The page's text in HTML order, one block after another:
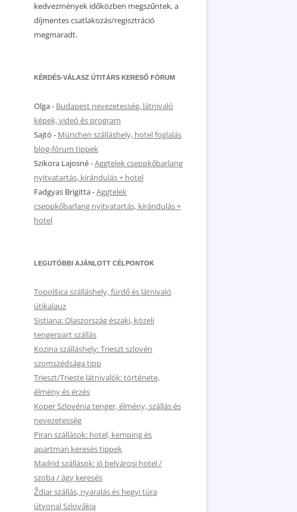
kedvezmények időközben megszűntek, a
díjmentes csatlakozás/regisztráció
megmaradt.
KÉRDÉS-VÁLASZ ÚTITÁRS KERESŐ FÓRUM
Olga- Budapest nevezetesség, látnivaló
képek, videó és program
Sajtó - München szálláshely, hotel foglalás
blog-fórum tippek
Szikora Lajosné-Aggtelek cseppkőbarlang
nyitvatartás, kirándulás + hotel
Fadgyas Brigitta-Aggtelek
cseppkőbarlang nyitvatartás, kirándulás +
hotel
LEGUTÓBBI AJÁNLOTT CÉLPONTOK
Topolšica szálláshely, fürdő és látnivaló
útikalauz
Sistiana: Olaszország északi, közeli
tengerpart szállás
Kozina szálláshely: Trieszt szlovén
szomszédsága tipp
Trieszt/Trieste látnivalók: története,
élmény és érzés
Koper Szlovénia tenger, élmény, szállás és
nevezetesség
Piran szállások: hotel, kemping és
apartman keresés tippek
Madrid szállások: jó belvárosi hotel /
szoba / ágy keresés
Ždiar szállás, nyaralás és hegyi túra
útvonal Szlovákia